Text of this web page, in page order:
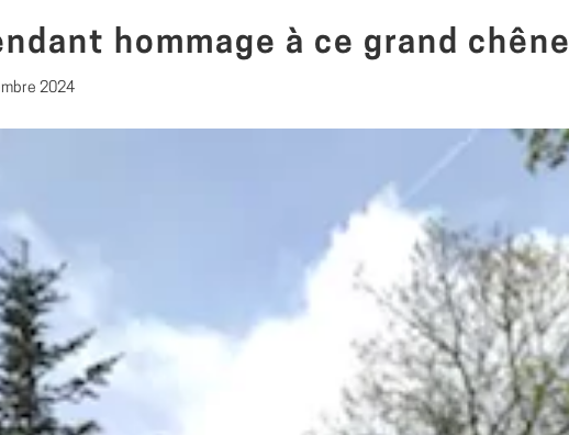
hommage à ce grand chêne
2024